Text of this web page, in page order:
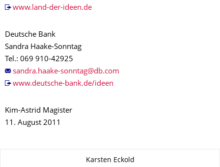
www.land-der-ideen.de
Deutsche Bank
Sandra Haake-Sonntag
Tel.: 069 910-42925
www.deutsche-bank.de/ideen
Kim-Astrid Magister
11. August 2011
Karsten Eckold